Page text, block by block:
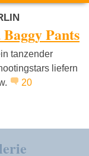
Pants
tanzender
liefern
20